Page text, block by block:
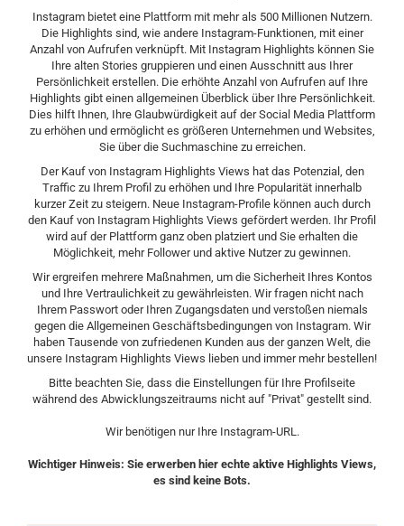
Instagram bietet eine Plattform mit mehr als 500 Millionen Nutzern.
Die Highlights sind, wie andere Instagram-Funktionen, mit einer
Anzahl von Aufrufen verknüpft. Mit Instagram Highlights können Sie
Ihre alten Stories gruppieren und einen Ausschnitt aus Ihrer
Persönlichkeit erstellen. Die erhöhte Anzahl von Aufrufen auf Ihre
Highlights gibt einen allgemeinen Überblick über Ihre Persönlichkeit.
Dies hilft Ihnen, Ihre Glaubwürdigkeit auf der Social Media Plattform
zu erhöhen und ermöglicht es größeren Unternehmen und Websites,
Sie über die Suchmaschine zu erreichen.
Der Kauf von Instagram Highlights Views hat das Potenzial, den
Traffic zu Ihrem Profil zu erhöhen und Ihre Popularität innerhalb
kurzer Zeit zu steigern. Neue Instagram-Profile können auch durch
den Kauf von Instagram Highlights Views gefördert werden. Ihr Profil
wird auf der Plattform ganz oben platziert und Sie erhalten die
Möglichkeit, mehr Follower und aktive Nutzer zu gewinnen.
Wir ergreifen mehrere Maßnahmen, um die Sicherheit Ihres Kontos
und Ihre Vertraulichkeit zu gewährleisten. Wir fragen nicht nach
Ihrem Passwort oder Ihren Zugangsdaten und verstoßen niemals
gegen die Allgemeinen Geschäftsbedingungen von Instagram. Wir
haben Tausende von zufriedenen Kunden aus der ganzen Welt, die
unsere Instagram Highlights Views lieben und immer mehr bestellen!
Bitte beachten Sie, dass die Einstellungen für Ihre Profilseite
während des Abwicklungszeitraums nicht auf "Privat" gestellt sind.
Wir benötigen nur Ihre Instagram-URL.
Wichtiger Hinweis: Sie erwerben hier echte aktive Highlights Views,
es sind keine Bots.